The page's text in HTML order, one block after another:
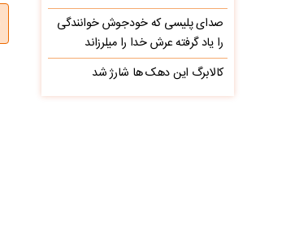
صدای پلیسی که خودجوش خوانندگی
را یاد گرفته عرش خدا را میلرزاند
کالابرگ این دهک ها شارژ شد